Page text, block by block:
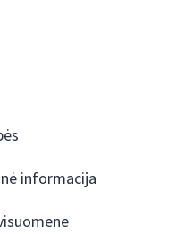
informacija